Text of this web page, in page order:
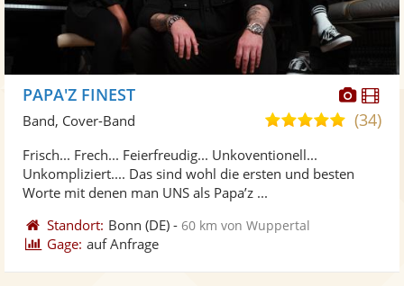
PAPA'Z FINEST
5,0(34)
Band, Cover-Band
Frisch... Frech... Feierfreudig... Unkoventionell...
Unkompliziert.... Das sind wohl die ersten und besten
Worte mit denen man UNS als Papa’z ...
Standort: Bonn (DE) -60 km von Wuppertal
Gage: auf Anfrage